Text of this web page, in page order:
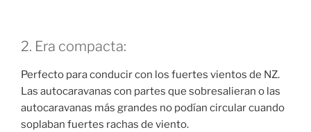
2. Era compacta:
Perfecto para conducir con los fuertes vientos de NZ.
Las autocaravanas con partes que sobresalieran o las
autocaravanas más grandes no podían circular cuando
soplaban fuertes rachas de viento.